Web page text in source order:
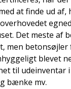
at finde ud af,
Det meste af
men betonsøjler
blevet
til udeinventar
bænke mv.